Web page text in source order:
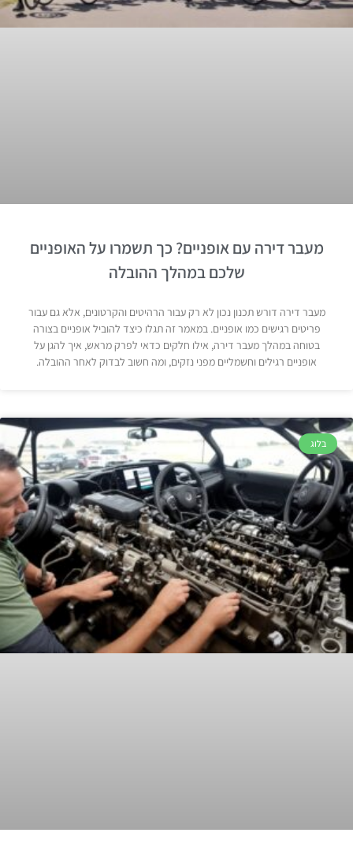
מעבר דירה עם אופניים? כך תשמרו על האופניים
שלכם במהלך ההובלה
מעבר דירה דורש תכנון נכון לא רק עבור הרהיטים והקרטונים, אלא גם עבור
פריטים רגישים כמו אופניים. במאמר זה תגלו כיצד להוביל אופניים בצורה
בטוחה במהלך מעבר דירה, אילו חלקים כדאי לפרק מראש, איך להגן על
אופניים רגילים וחשמליים מפני נזקים, ומה חשוב לבדוק לאחר ההובלה.
בלוג